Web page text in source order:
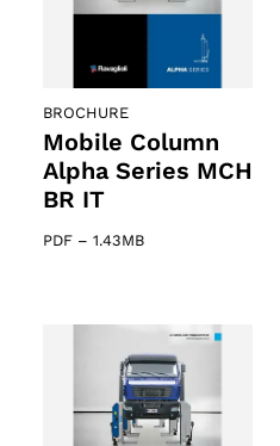
BROCHURE
Mobile Column
Alpha Series MCH
BR IT
PDF – 1.43MB